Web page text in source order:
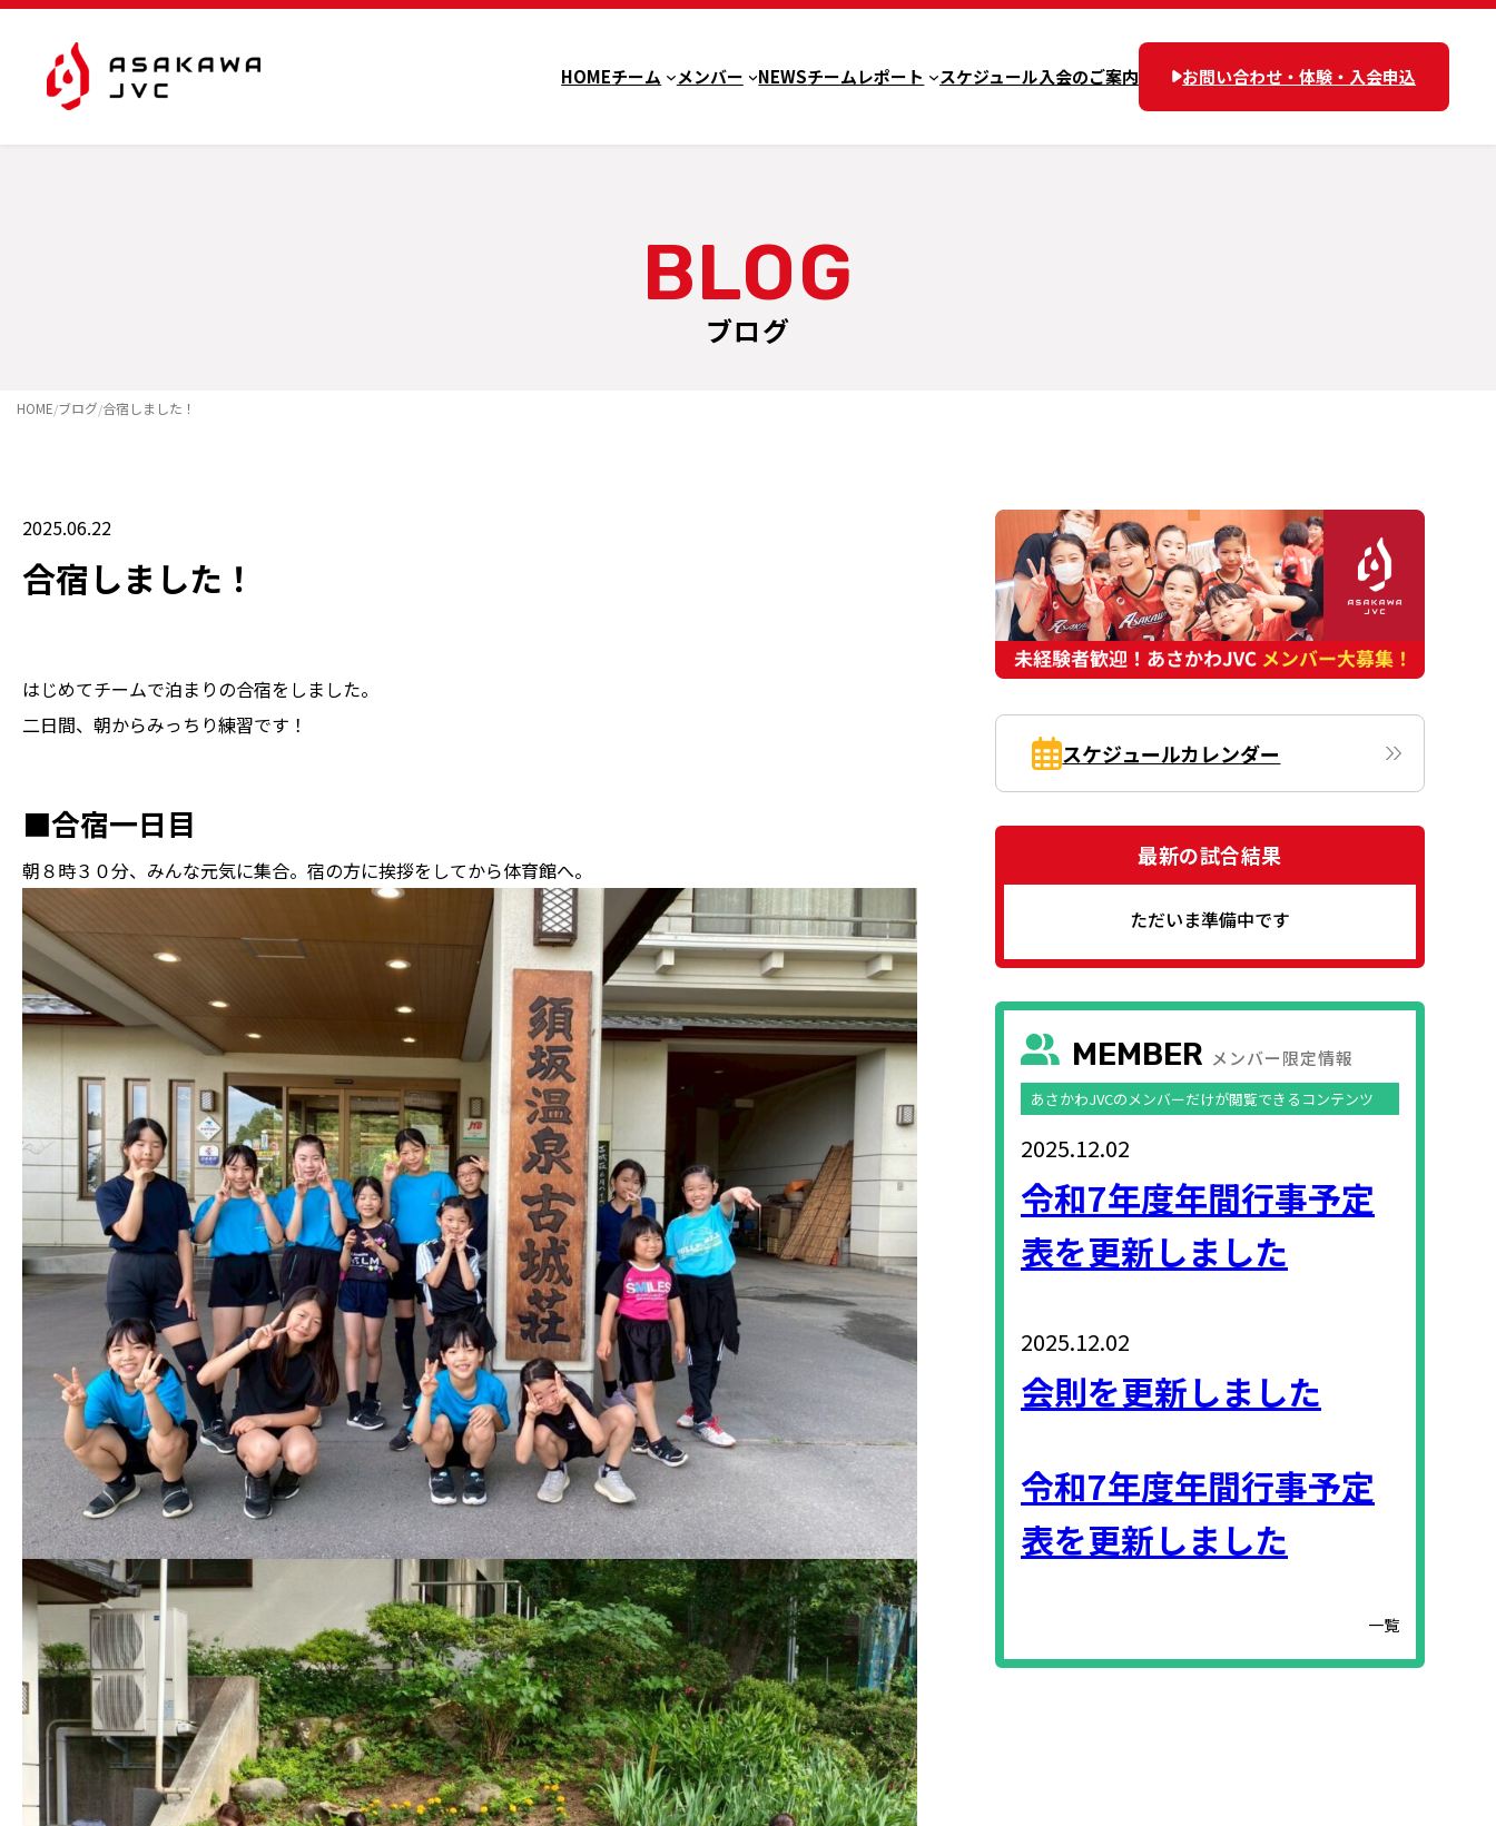
内
HOMEチーム メンバー NEWSチームレポート スケジュール入会のご案内 お問い合わせ・体験・入会申込
ブログ
HOME/ブログ/合宿しました！
2025.06.22
合宿しました！
はじめてチームで泊まりの合宿をしました。
二日間、朝からみっちり練習です！
■合宿一日目
朝８時３０分、みんな元気に集合。宿の方に挨拶をしてから体育館へ。
スケジュールカレンダー
最新の試合結果
ただいま準備中です
メンバー限定情報
MEMBER
あさかわJVCのメンバーだけが閲覧できるコンテンツ
2025.12.02
令和7年度年間行事予定
表を更新しました
2025.12.02
会則を更新しました
令和7年度年間行事予定
表を更新しました
一覧